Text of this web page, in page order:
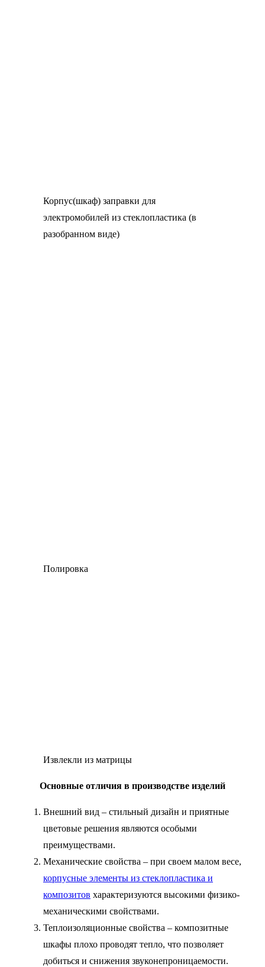
Корпус(шкаф) заправки для
электромобилей из стеклопластика (в
разобранном виде)
Полировка
Извлекли из матрицы
Основные отличия в производстве изделий
Внешний вид – стильный дизайн и приятные
цветовые решения являются особыми
преимуществами.
Механические свойства – при своем малом весе,
корпусные элементы из стеклопластика и
композитов характеризуются высокими физико-
механическими свойствами.
Теплоизоляционные свойства – композитные
шкафы плохо проводят тепло, что позволяет
добиться и снижения звуконепроницаемости.